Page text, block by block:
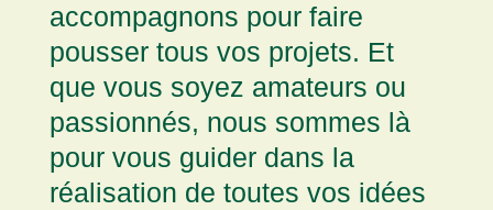
accompagnons pour faire
pousser tous vos projets. Et
que vous soyez amateurs ou
passionnés, nous sommes là
pour vous guider dans la
réalisation de toutes vos idées